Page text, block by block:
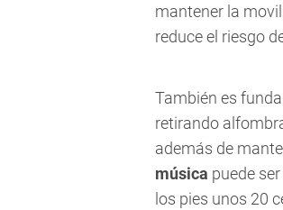
mantener la
reduce el riesgo
También es
retirando
además de
música puede
los pies unos 20